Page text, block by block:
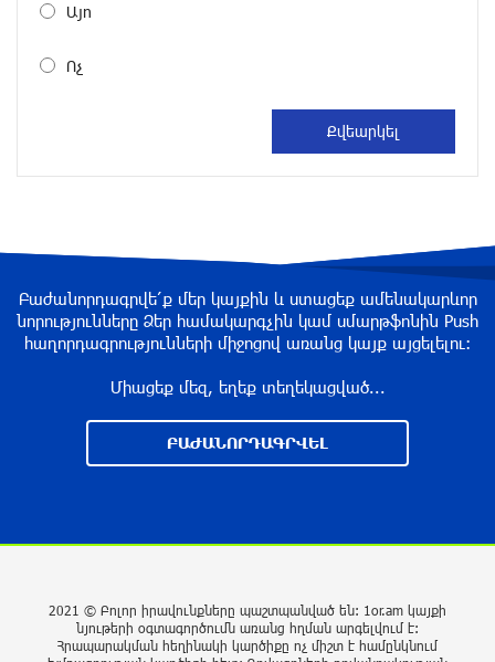
3 ժամ առաջ
ՀՀ–ի համար ԵԱՏՄ–ի հետ
համագործակցության խորացումը
առաջնահերթություն է. Փաշինյան
Ռուս-ուկրաինական hակամարտության
կարգավորման հարցում առաջընթաց է
գրանցվել․ Թրամփ
4 ժամ առաջ
Այո
Ոչ
Բաժանորդագրվե՛ք մեր կայքին և ստացեք ամենակարևոր
նորությունները Ձեր համակարգչին կամ սմարթֆոնին Push
հաղորդագրությունների միջոցով առանց կայք այցելելու։
Միացեք մեզ, եղեք տեղեկացված...
ԲԱԺԱՆՈՐԴԱԳՐՎԵԼ
2021 © Բոլոր իրավունքները պաշտպանված են: 1or.am կայքի
նյութերի օգտագործումն առանց հղման արգելվում է:
Հրապարակման հեղինակի կարծիքը ոչ միշտ է համընկնում